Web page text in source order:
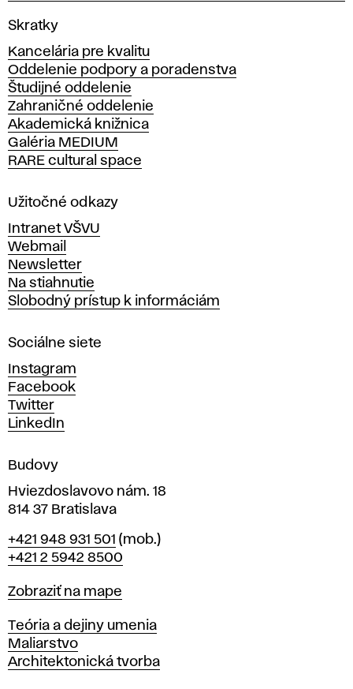
V
s
o
k
á
š
k
o
a
ý
t
v
a
r
ý
c
h
u
m
e
í
v
r
a
i
s
l
a
v
Skratky
Kancelária pre kvalitu
Oddelenie podpory a poradenstva
Študijné oddelenie
Zahraničné oddelenie
Akademická knižnica
Galéria MEDIUM
RARE cultural space
Užitočné odkazy
Intranet VŠVU
Webmail
Newsletter
Na stiahnutie
Slobodný prístup k informáciám
Sociálne siete
Instagram
Facebook
Twitter
LinkedIn
Budovy
Hviezdoslavovo nám. 18
814 37 Bratislava
Telefón
+421 948 931 501 (mob.)
+421 2 5942 8500
Mapa
Zobraziť na mape
Katedry
Teória a dejiny umenia
Maliarstvo
Architektonická tvorba